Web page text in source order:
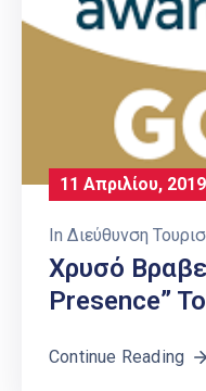
11 Απριλίου, 2019
In Διεύθυνση
Χρυσό
Presence”
Continue Reading